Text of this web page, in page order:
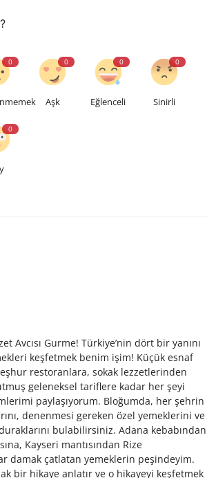
0 0
Aşk
0
Eğlenceli
0
Sinirli
0
Avcısı Gurme! Türkiye’nin dört bir yanını
keşfetmek benim işim! Küçük esnaf
restoranlara, sokak lezzetlerinden
geleneksel tariflere kadar her şeyi
paylaşıyorum. Bloğumda, her şehrin
denenmesi gereken özel yemeklerini ve
bulabilirsiniz. Adana kebabından
Kayseri mantısından Rize
damak çatlatan yemeklerin peşindeyim.
bir hikaye anlatır ve o hikayeyi keşfetmek